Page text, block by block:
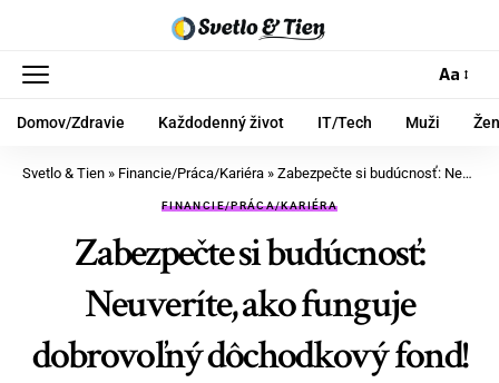
Aa
Domov/Zdravie Každodenný život IT/Tech Muži
Svetlo & Tien » Financie/Práca/Kariéra » Zabezpečte si budúcnosť: Neuveríte, ako funguje dobrovoľný dôchodkový fond!
FINANCIE/PRÁCA/KARIÉRA
Zabezpečte si budúcnosť:
Neuveríte, ako funguje
dobrovoľný dôchodkový fond!